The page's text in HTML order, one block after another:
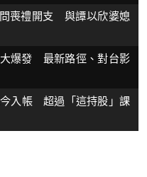
喪禮開支 與譚以欣婆媳
爆發 最新路徑、對台影
今入帳 超過「這持股」課